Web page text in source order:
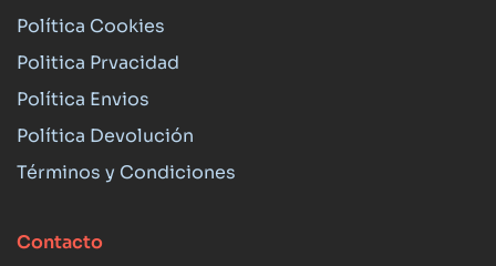
Política Cookies
Politica Prvacidad
Política Envios
Política Devolución
Términos y Condiciones
Contacto